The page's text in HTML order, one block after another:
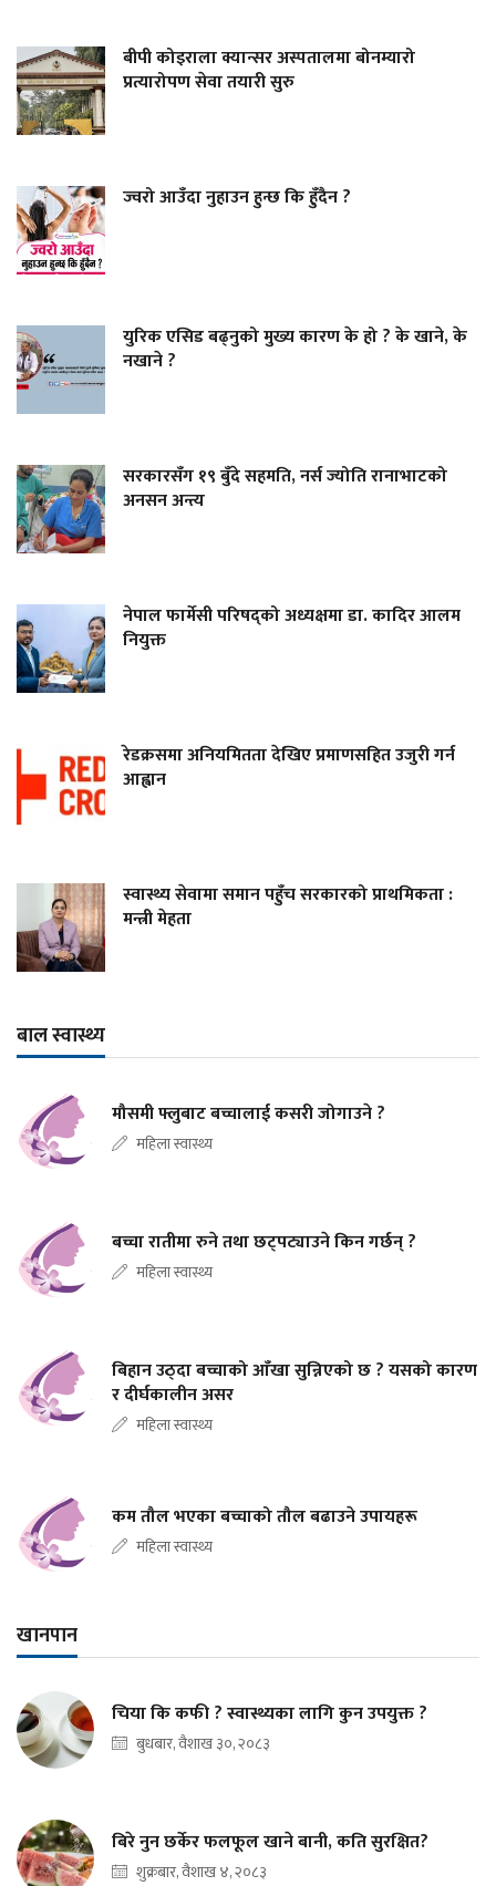
बीपी कोइराला क्यान्सर अस्पतालमा बोनम्यारो
प्रत्यारोपण सेवा तयारी सुरु
ज्वरो आउँदा नुहाउन हुन्छ कि हुँदैन ?
युरिक एसिड बढ्नुको मुख्य कारण के हो ? के खाने, के
नखाने ?
सरकारसँग १९ बुँदे सहमति, नर्स ज्योति रानाभाटको
अनसन अन्त्य
नेपाल फार्मेसी परिषद्को अध्यक्षमा डा. कादिर आलम
नियुक्त
रेडक्रसमा अनियमितता देखिए प्रमाणसहित उजुरी गर्न
आह्वान
स्वास्थ्य सेवामा समान पहुँच सरकारको प्राथमिकता :
मन्त्री मेहता
बाल स्वास्थ्य
मौसमी फ्लुबाट बच्चालाई कसरी जोगाउने ?
महिला स्वास्थ्य
बच्चा रातीमा रुने तथा छट्पट्याउने किन गर्छन् ?
महिला स्वास्थ्य
बिहान उठ्दा बच्चाको आँखा सुन्निएको छ ? यसको कारण
र दीर्घकालीन असर
महिला स्वास्थ्य
कम तौल भएका बच्चाको तौल बढाउने उपायहरू
महिला स्वास्थ्य
खानपान
चिया कि कफी ? स्वास्थ्यका लागि कुन उपयुक्त ?
बुधबार, वैशाख ३०, २०८३
बिरे नुन छर्केर फलफूल खाने बानी, कति सुरक्षित?
शुक्रबार, वैशाख ४, २०८३